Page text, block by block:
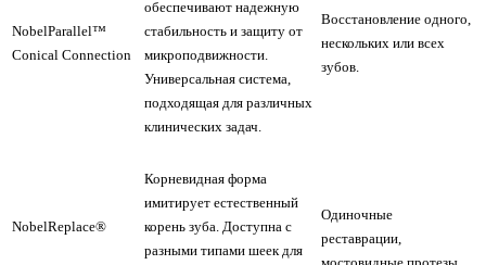
NobelParallel™
Conical Connection
обеспечивают надежную
стабильность и защиту от
микроподвижности.
Универсальная система,
подходящая для различных
клинических задач.
Восстановление одного,
нескольких или всех
зубов.
NobelReplace®
Корневидная форма
имитирует естественный
корень зуба. Доступна с
разными типами шеек для
Одиночные
реставрации,